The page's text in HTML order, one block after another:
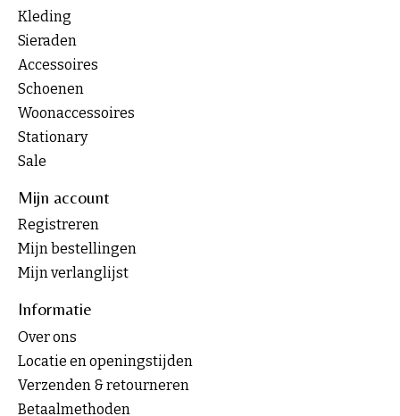
Kleding
Sieraden
Accessoires
Schoenen
Woonaccessoires
Stationary
Sale
Mijn account
Registreren
Mijn bestellingen
Mijn verlanglijst
Informatie
Over ons
Locatie en openingstijden
Verzenden & retourneren
Betaalmethoden